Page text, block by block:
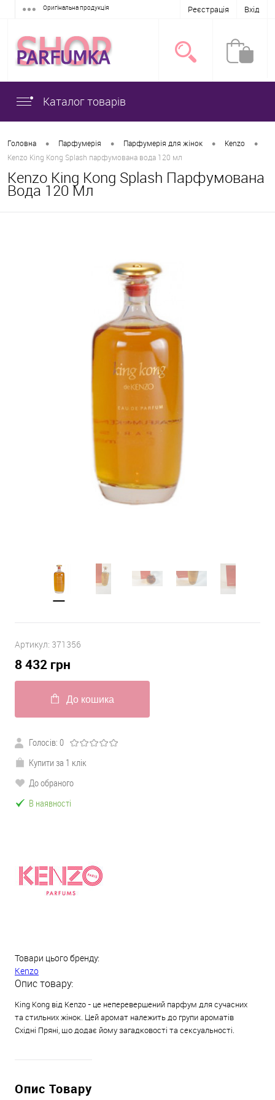
Оригінальна продукція Реєстрація Вхід
Каталог товарів
Головна • Парфумерія • Парфумерія для жінок • Kenzo •
Kenzo King Kong Splash парфумована вода 120 мл
Kenzo King Kong Splash Парфумована
Вода 120 Мл
Артикул: 371356
8 432 грн
До кошика
Голосів: 0
Купити за 1 клік
До обраного
В наявності
Товари цього бренду:
Kenzo
Опис товару:
King Kong від Kenzo - це неперевершений парфум для сучасних
та стильних жінок. Цей аромат належить до групи ароматів
Східні Пряні, що додає йому загадковості та сексуальності.
Опис Товару